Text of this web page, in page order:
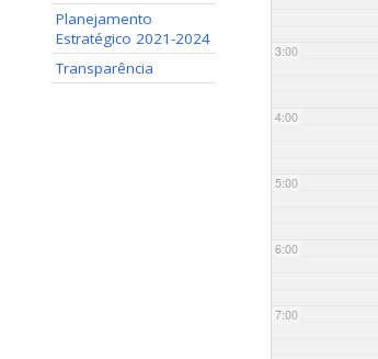
Planejamento
Estratégico 2021-2024
Transparência
3:00
4:00
5:00
6:00
7:00